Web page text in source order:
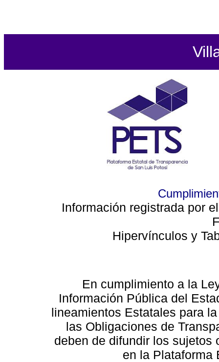
Información registrada por
Hipervínculos y
En cumplimiento a la
Información Pública del
lineamientos Estatales para
las Obligaciones de
deben de difundir los sujetos
en la Plataforma